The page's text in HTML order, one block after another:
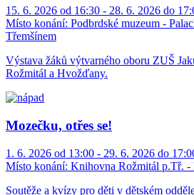
15. 6. 2026 od 16:30 - 28. 6. 2026 do
Místo konání: Podbrdské muzeum -
Třemšínem
Výstava žáků výtvarného oboru ZUŠ
Rožmitál a Hvožďany.
Mozečku, otřes se!
1. 6. 2026 od 13:00 - 29. 6. 2026 do
Místo konání: Knihovna Rožmitál p.Tř. -
Soutěže a kvízy pro děti v dětském